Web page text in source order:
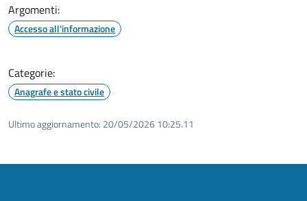
Argomenti:
Accesso all'informazione
Categorie:
Anagrafe e stato civile
Ultimo aggiornamento: 20/05/2026 10:25.11